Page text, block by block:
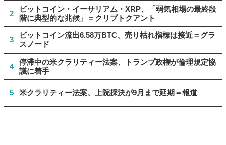
2
ビットコイン・イーサリアム・XRP、「弱気相場の最終段
階に典型的な兆候」＝クリプトクアント
3
ビットコイン流出6.58万BTC、売り枯れ指標は接近＝グラ
スノード
4
停滞中の米クラリティー法案、トランプ政権が倫理規定協
議に着手
5 米クラリティー法案、上院採決が9月まで延期＝報道